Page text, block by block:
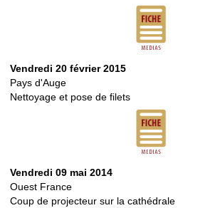
Vendredi 20 février 2015
Pays d'Auge
Nettoyage et pose de filets
Vendredi 09 mai 2014
Ouest France
Coup de projecteur sur la cathédrale